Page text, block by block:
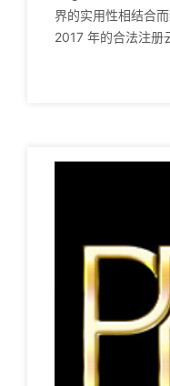
界的实用性相结合
2017 年的合法注册